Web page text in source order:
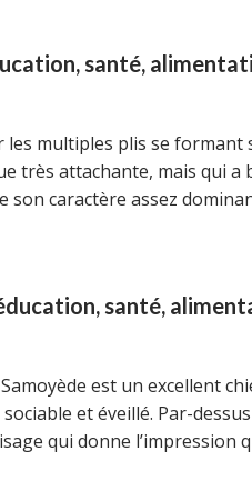
santé,
les multiples plis se formant
très attachante, mais qui a
caractère assez
santé,
est un excellent
et éveillé. Par-
qui donne l’impression